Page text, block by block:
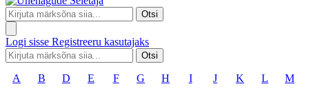
Otsi
Logi sisse Registreeru kasutajaks
Otsi
A B D E F G H I J K L M